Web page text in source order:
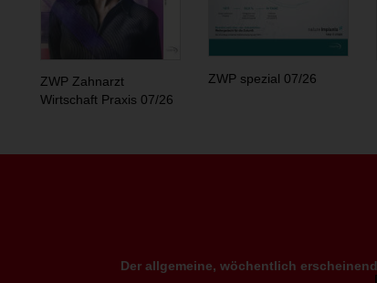
ZWP Zahnarzt
Wirtschaft Praxis 07/26
ZWP spezial 07/26
Der allgemeine, wöchentlich